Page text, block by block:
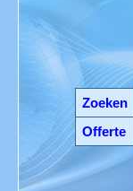
Zoeken
Offerte